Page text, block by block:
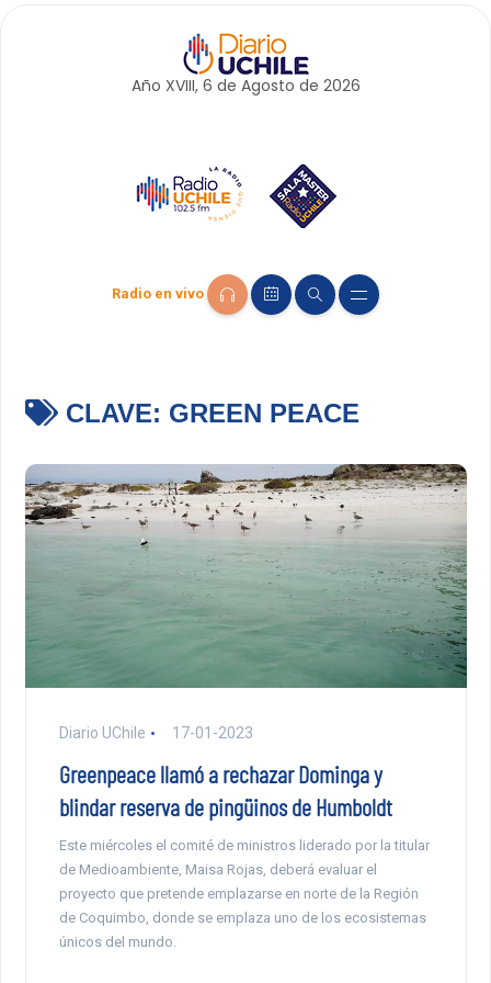
Año XVIII, 6 de Agosto de 2026
Radio en vivo
CLAVE: GREEN PEACE
Diario UChile 17-01-2023
Greenpeace llamó a rechazar Dominga y
blindar reserva de pingüinos de Humboldt
Este miércoles el comité de ministros liderado por la titular
de Medioambiente, Maisa Rojas, deberá evaluar el
proyecto que pretende emplazarse en norte de la Región
de Coquimbo, donde se emplaza uno de los ecosistemas
únicos del mundo.